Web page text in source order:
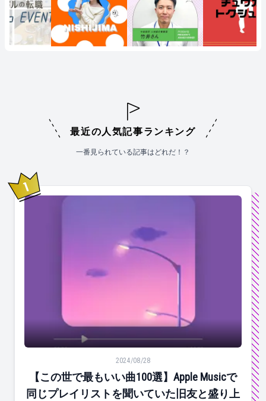
最近の人気記事ランキング
一番見られている記事はどれだ！？
1位
【この世で最もいい曲100選】Apple Musicで同じプレ
2024/08/28
【この世で最もいい曲100選】Apple Musicで
同じプレイリストを聞いていた旧友と盛り上